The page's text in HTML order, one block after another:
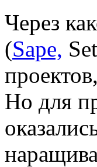
Через
(Sape,
Но для